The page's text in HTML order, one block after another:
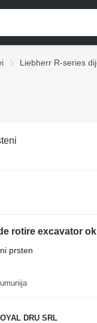
Liebherr R-series
prsten
DRU SRL